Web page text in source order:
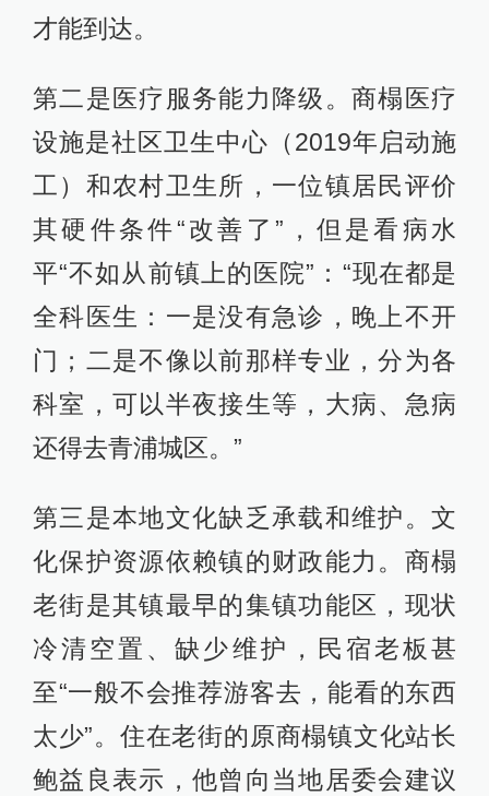
才能到达。
第二是医疗服务能力降级。商榻医疗
设施是社区卫生中心（2019年启动施
工）和农村卫生所，一位镇居民评价
其硬件条件“改善了”，但是看病水
平“不如从前镇上的医院”：“现在都是
全科医生：一是没有急诊，晚上不开
门；二是不像以前那样专业，分为各
科室，可以半夜接生等，大病、急病
还得去青浦城区。”
第三是本地文化缺乏承载和维护。文
化保护资源依赖镇的财政能力。商榻
老街是其镇最早的集镇功能区，现状
冷清空置、缺少维护，民宿老板甚
至“一般不会推荐游客去，能看的东西
太少”。住在老街的原商榻镇文化站长
鲍益良表示，他曾向当地居委会建议